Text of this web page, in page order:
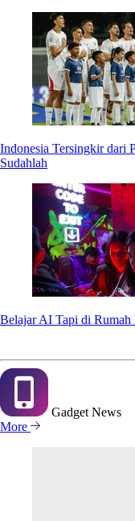
Indonesia Tersingkir dari
Sudahlah
Belajar AI Tapi di
Gadget News
More